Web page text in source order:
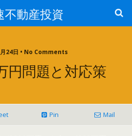
不動産投資
24日 • No Comments
円問題と対応策
Pin Mail